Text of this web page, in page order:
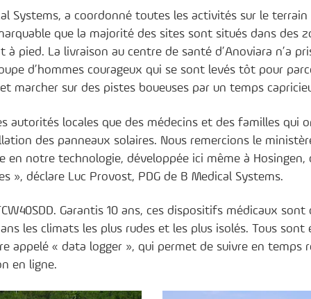
Systems, a coordonné toutes les activités sur le terrain
que la majorité des sites sont situés dans des
pied. La livraison au centre de santé d’Anoviara n’a
d’hommes courageux qui se sont levés tôt pour
marcher sur des pistes boueuses par un temps
autorités locales que des médecins et des familles qui
des panneaux solaires. Nous remercions le
en notre technologie, développée ici même à Hosingen,
», déclare Luc Provost, PDG de B Medical Systems.
Garantis 10 ans, ces dispositifs médicaux sont
les climats les plus rudes et les plus isolés. Tous sont
appelé « data logger », qui permet de suivre en temps
en ligne.